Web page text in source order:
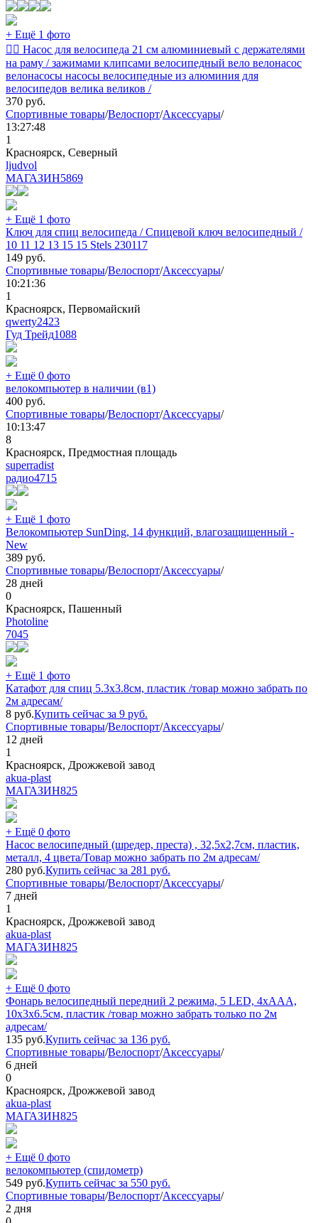
+ Ещё 1 фото
🚴‍♂️ Насос для велосипеда 21 см алюминиевый с держателями
на раму / зажимами клипсами велосипедный вело велонасос
велонасосы насосы велосипедные из алюминия для
велосипедов велика великов /
370 руб.
Спортивные товары/Велоспорт/Аксессуары/
13:27:48
1
Красноярск, Северный
ljudvol
МАГАЗИН5869
+ Ещё 1 фото
Ключ для спиц велосипеда / Спицевой ключ велосипедный /
10 11 12 13 15 15 Stels 230117
149 руб.
Спортивные товары/Велоспорт/Аксессуары/
10:21:36
1
Красноярск, Первомайский
qwerty2423
Гуд Трейд1088
+ Ещё 0 фото
велокомпьютер в наличии (в1)
400 руб.
Спортивные товары/Велоспорт/Аксессуары/
10:13:47
8
Красноярск, Предмостная площадь
superradist
радио4715
+ Ещё 1 фото
Велокомпьютер SunDing, 14 функций, влагозащищенный -
New
389 руб.
Спортивные товары/Велоспорт/Аксессуары/
28 дней
0
Красноярск, Пашенный
Photoline
7045
+ Ещё 1 фото
Катафот для спиц 5.3х3.8см, пластик /товар можно забрать по
2м адресам/
8 руб.Купить сейчас за 9 руб.
Спортивные товары/Велоспорт/Аксессуары/
12 дней
1
Красноярск, Дрожжевой завод
akua-plast
МАГАЗИН825
+ Ещё 0 фото
Насос велосипедный (шредер, преста) , 32,5х2,7см, пластик,
металл, 4 цвета/Товар можно забрать по 2м адресам/
280 руб.Купить сейчас за 281 руб.
Спортивные товары/Велоспорт/Аксессуары/
7 дней
1
Красноярск, Дрожжевой завод
akua-plast
МАГАЗИН825
+ Ещё 0 фото
Фонарь велосипедный передний 2 режима, 5 LED, 4xААА,
10х3х6.5см, пластик /товар можно забрать только по 2м
адресам/
135 руб.Купить сейчас за 136 руб.
Спортивные товары/Велоспорт/Аксессуары/
6 дней
0
Красноярск, Дрожжевой завод
akua-plast
МАГАЗИН825
+ Ещё 0 фото
велокомпьютер (спидометр)
549 руб.Купить сейчас за 550 руб.
Спортивные товары/Велоспорт/Аксессуары/
2 дня